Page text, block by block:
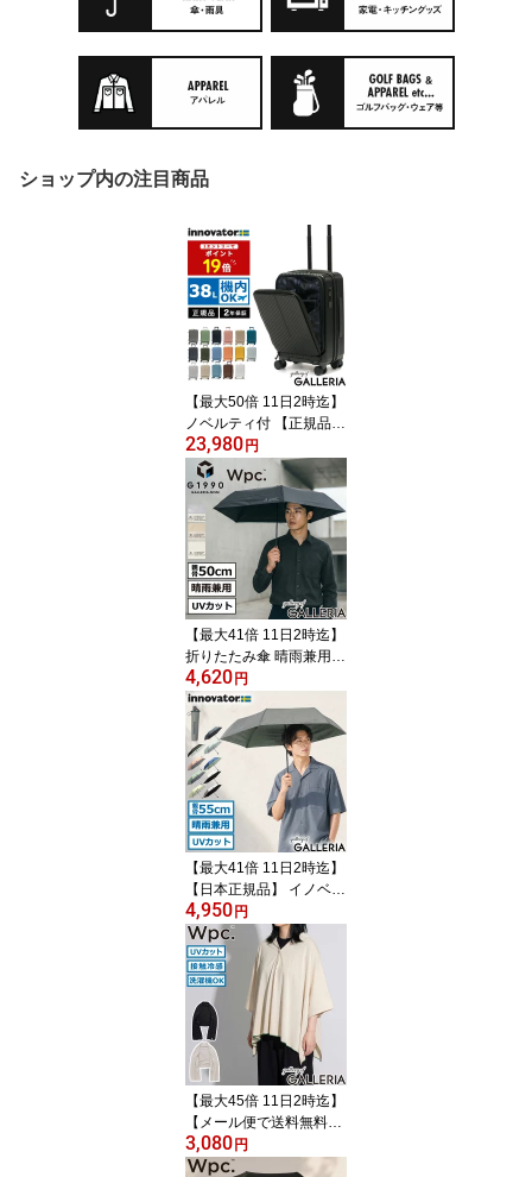
ショップ内の注目商品
【最大50倍 11日2時迄】
ノベルティ付 【正規品2
年保証】 イノベーター
スーツケース 機内持ち込
み フロントオープン 軽
量 innovator キャリーケ
ース ブランド 小さめ S
サイズ ストッパー TSA
ロック 3泊 4泊 38L Extre
me Journey Cabin INV5
0
23,980 円
【最大41倍 11日2時迄】
折りたたみ傘 晴雨兼用
軽量 超軽量 メンズ レデ
ィース G1990 Wpc. 傘 日
傘 コンパクト 小さい ブ
ランド 遮光 完全遮光 UV
カット 100% UPF50+ 耐
水 防水 50cm ULTRA LIG
HT G11001-03
4,620 円
【最大41倍 11日2時迄】
【日本正規品】 イノベー
ター 折りたたみ傘 メン
ズ レディース 軽量 ブラ
ンド innovator コンパク
ト ワンタッチ 晴雨兼用
雨傘 日傘 傘 晴雨兼用折
り畳み 自動開閉 55cm 大
きめ UVカット 遮光 IN-5
5WJP
4,950 円
【最大45倍 11日2時迄】
【メール便で送料無料】
Wpc. ショール 春夏 春 夏
カーディガン 大判 ダブ
3,080 円